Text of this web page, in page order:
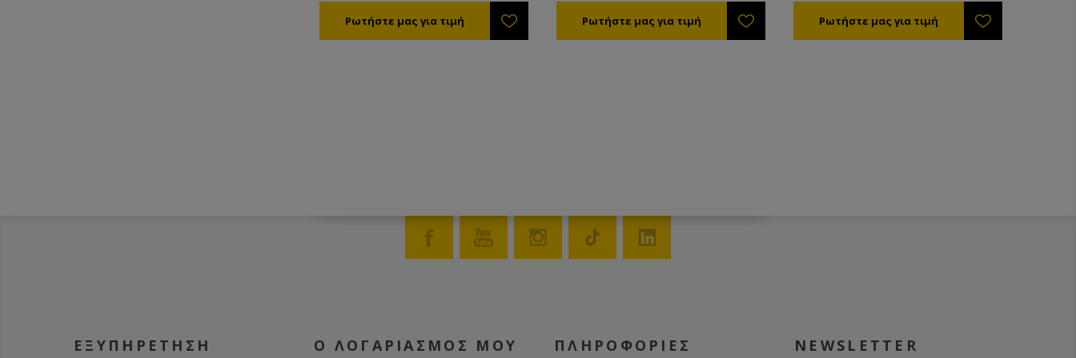
ΕΞΥΠΗΡΕΤΗΣΗ
Ο ΛΟΓΑΡΙΑΣΜΟΣ ΜΟΥ ΠΛΗΡΟΦΟΡΙΕΣ NEWSLETTER